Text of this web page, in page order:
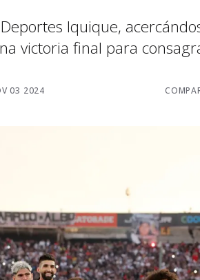
Iquique,
victoria final para
03 2024